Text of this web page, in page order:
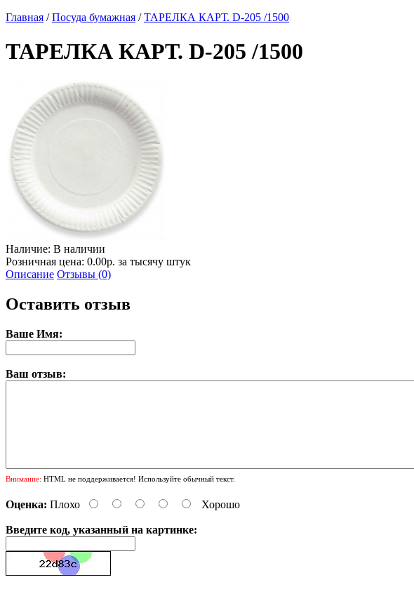
Главная /Посуда бумажная /ТАРЕЛКА КАРТ. D-205 /1500
ТАРЕЛКА КАРТ. D-205 /1500
Наличие: В наличии
Розничная цена: 0.00р. за тысячу штук
Описание Отзывы (0)
Оставить отзыв
Ваше Имя:
Ваш отзыв:
Внимание: HTML не поддерживается! Используйте обычный текст.
Оценка: Плохо Хорошо
Введите код, указанный на картинке: